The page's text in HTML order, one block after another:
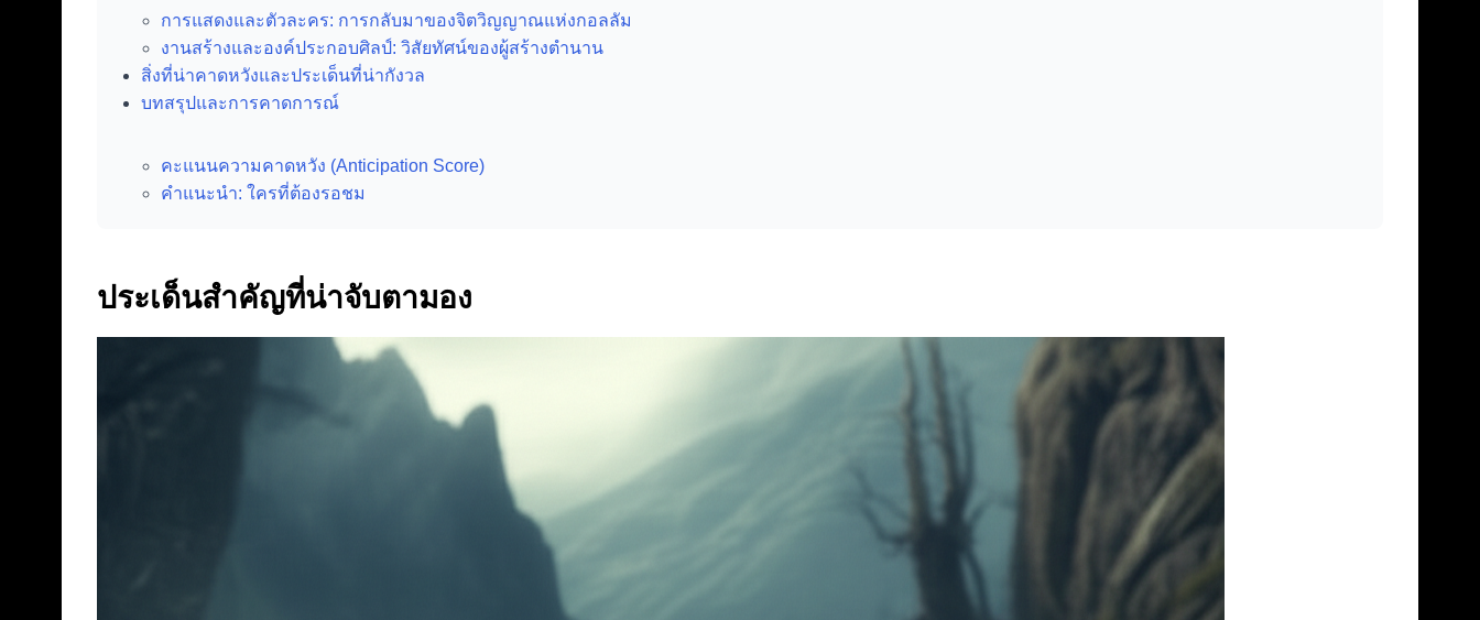
การแสดงและตัวละคร: การกลับมาของจิตวิญญาณแห่งกอลลัม
งานสร้างและองค์ประกอบศิลป์: วิสัยทัศน์ของผู้สร้างตำนาน
สิ่งที่น่าคาดหวังและประเด็นที่น่ากังวล
บทสรุปและการคาดการณ์
คะแนนความคาดหวัง (Anticipation Score)
คำแนะนำ: ใครที่ต้องรอชม
ประเด็นสำคัญที่น่าจับตามอง